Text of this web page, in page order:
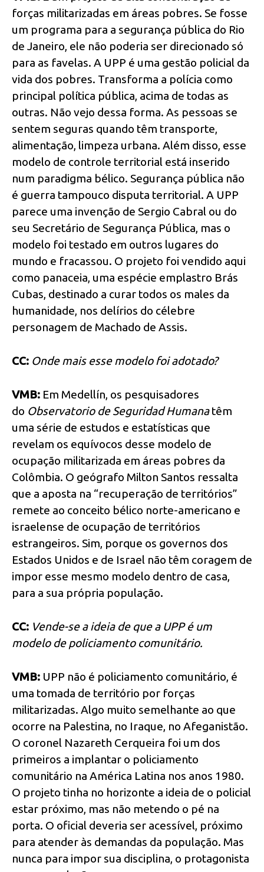
forças militarizadas em áreas pobres. Se fosse
um programa para a segurança pública do Rio
de Janeiro, ele não poderia ser direcionado só
para as favelas. A UPP é uma gestão policial da
vida dos pobres. Transforma a polícia como
principal política pública, acima de todas as
outras. Não vejo dessa forma. As pessoas se
sentem seguras quando têm transporte,
alimentação, limpeza urbana. Além disso, esse
modelo de controle territorial está inserido
num paradigma bélico. Segurança pública não
é guerra tampouco disputa territorial. A UPP
parece uma invenção de Sergio Cabral ou do
seu Secretário de Segurança Pública, mas o
modelo foi testado em outros lugares do
mundo e fracassou. O projeto foi vendido aqui
como panaceia, uma espécie emplastro Brás
Cubas, destinado a curar todos os males da
humanidade, nos delírios do célebre
personagem de Machado de Assis.
CC: Onde mais esse modelo foi adotado?
VMB: Em Medellín, os pesquisadores
do Observatoriode Seguridad Humanatêm
uma série de estudos e estatísticas que
revelam os equívocos desse modelo de
ocupação militarizada em áreas pobres da
Colômbia. O geógrafo Milton Santos ressalta
que a aposta na “recuperação de territórios”
remete ao conceito bélico norte-americano e
israelense de ocupação de territórios
estrangeiros. Sim, porque os governos dos
Estados Unidos e de Israel não têm coragem de
impor esse mesmo modelo dentro de casa,
para a sua própria população.
CC: Vende-se a ideia de que a UPP é um
modelo de policiamento comunitário.
VMB: UPP não é policiamento comunitário, é
uma tomada de território por forças
militarizadas. Algo muito semelhante ao que
ocorre na Palestina, no Iraque, no Afeganistão.
O coronel Nazareth Cerqueira foi um dos
primeiros a implantar o policiamento
comunitário na América Latina nos anos 1980.
O projeto tinha no horizonte a ideia de o policial
estar próximo, mas não metendo o pé na
porta. O oficial deveria ser acessível, próximo
para atender às demandas da população. Mas
nunca para impor sua disciplina, o protagonista